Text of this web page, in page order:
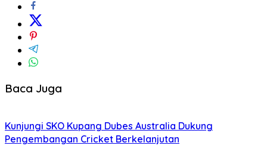
Baca Juga
Kunjungi SKO Kupang Dubes Australia Dukung
Pengembangan Cricket Berkelanjutan